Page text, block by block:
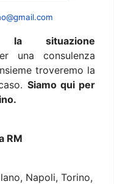
situazione
una consulenza
troveremo la
Siamo qui per
RM
Napoli, Torino,